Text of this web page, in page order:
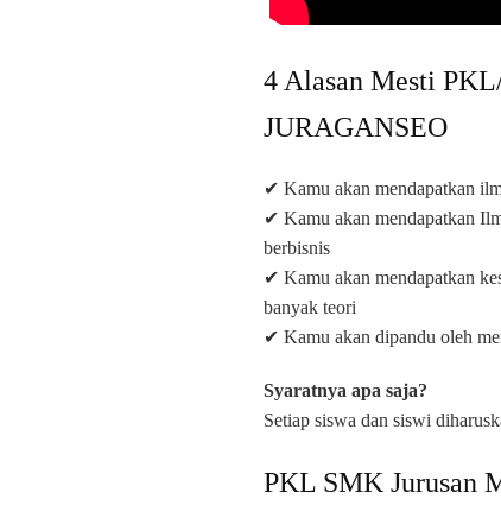
4 Alasan Mesti
JURAGANSEO
✔ Kamu akan mendapatkan
✔ Kamu akan mendapatkan
berbisnis
✔ Kamu akan mendapatkan
banyak teori
✔ Kamu akan dipandu oleh
Syaratnya apa saja?
Setiap siswa dan siswi
PKL SMK Jurusan